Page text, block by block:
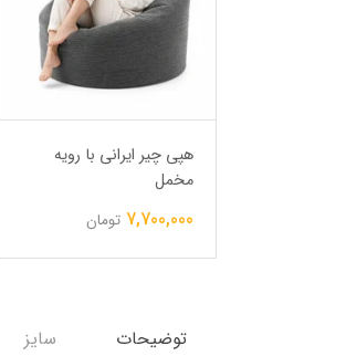
هپی چیر ایرانی با رویه
مخمل
7,700,000 تومان
توضیحات سایز